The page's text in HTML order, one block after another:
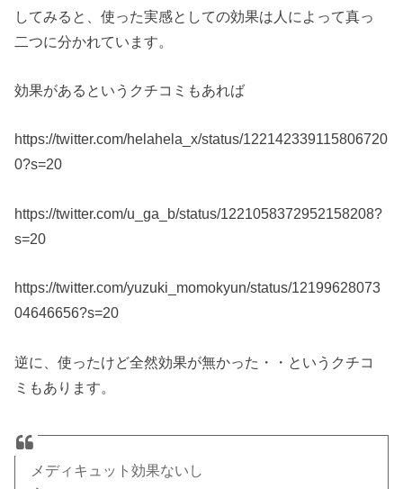
してみると、使った実感としての効果は人によって真っ
二つに分かれています。
効果があるというクチコミもあれば
https://twitter.com/helahela_x/status/122142339115806720
0?s=20
https://twitter.com/u_ga_b/status/1221058372952158208?
s=20
https://twitter.com/yuzuki_momokyun/status/12199628073
04646656?s=20
逆に、使ったけど全然効果が無かった・・というクチコ
ミもあります。
メディキュット効果ないし